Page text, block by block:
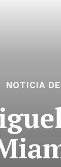
NOTICIA